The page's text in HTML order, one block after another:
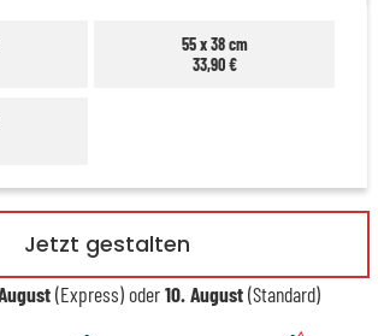
55 x 38 cm
33,90 €
Jetzt gestalten
(Express) oder10. August(Standard)